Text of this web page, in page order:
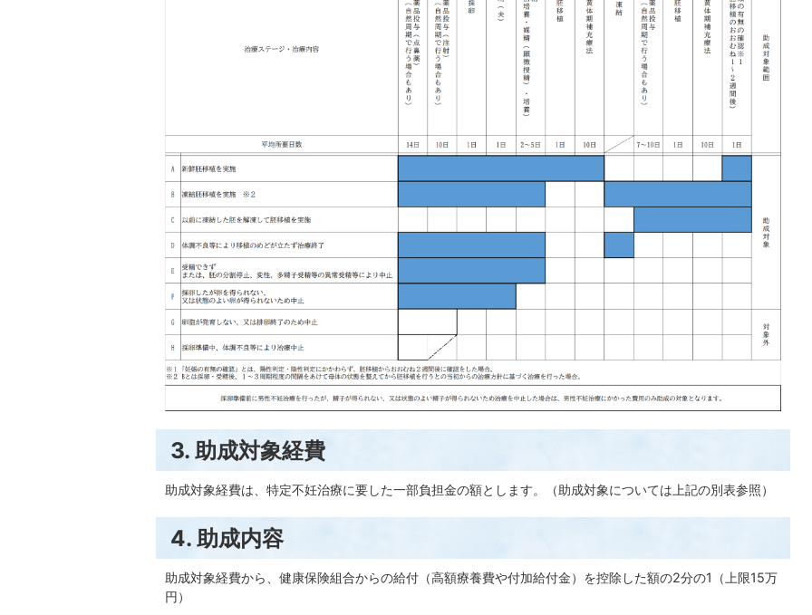
3. 助成対象経費
助成対象経費は、特定不妊治療に要した一部負担金の額とします。（助成対象については上記の別表参照）
4. 助成内容
助成対象経費から、健康保険組合からの給付（高額療養費や付加給付金）を控除した額の2分の1（上限15万
円）